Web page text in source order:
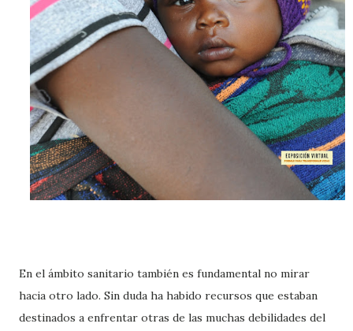
En el ámbito sanitario también es fundamental no mirar
hacia otro lado. Sin duda ha habido recursos que estaban
destinados a enfrentar otras de las muchas debilidades del